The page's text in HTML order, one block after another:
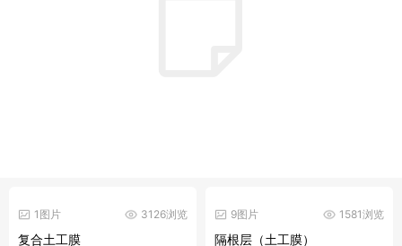
3126浏览
1图片
复合土工膜
1581浏览
9图片
隔根层（土工膜）